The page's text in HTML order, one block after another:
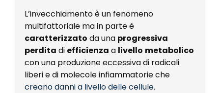
L’invecchiamento è un fenomeno
multifattoriale ma in parte è
caratterizzato da una progressiva
perdita di efficienza a livello metabolico
con una produzione eccessiva di radicali
liberi e di molecole infiammatorie che
creano danni a livello delle cellule.